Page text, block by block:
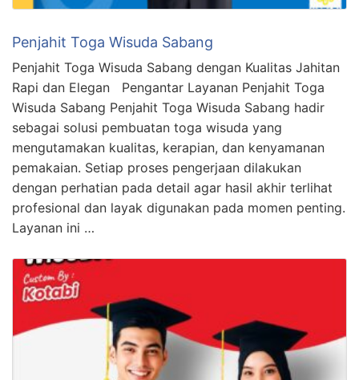
Penjahit Toga Wisuda Sabang
Penjahit Toga Wisuda Sabang dengan Kualitas Jahitan
Rapi dan Elegan Pengantar Layanan Penjahit Toga
Wisuda Sabang Penjahit Toga Wisuda Sabang hadir
sebagai solusi pembuatan toga wisuda yang
mengutamakan kualitas, kerapian, dan kenyamanan
pemakaian. Setiap proses pengerjaan dilakukan
dengan perhatian pada detail agar hasil akhir terlihat
profesional dan layak digunakan pada momen penting.
Layanan ini …